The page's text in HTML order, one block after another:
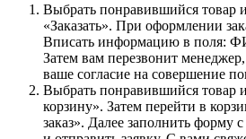
Выбрать понравившийся товар
«Заказать». При оформлении
Вписать информацию в поля:
Затем вам перезвонит
ваше согласие на совершение
Выбрать понравившийся товар
корзину». Затем перейти в
заказ». Далее заполнить форму